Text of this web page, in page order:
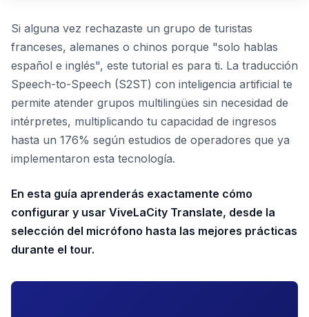
Si alguna vez rechazaste un grupo de turistas
franceses, alemanes o chinos porque "solo hablas
español e inglés", este tutorial es para ti. La traducción
Speech-to-Speech (S2ST) con inteligencia artificial te
permite atender grupos multilingües sin necesidad de
intérpretes, multiplicando tu capacidad de ingresos
hasta un 176% según estudios de operadores que ya
implementaron esta tecnología.
En esta guía aprenderás exactamente cómo
configurar y usar ViveLaCity Translate, desde la
selección del micrófono hasta las mejores prácticas
durante el tour.